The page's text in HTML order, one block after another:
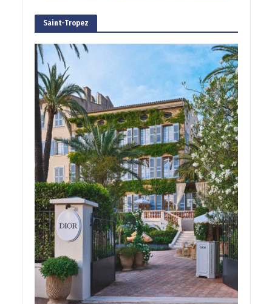
Saint-Tropez